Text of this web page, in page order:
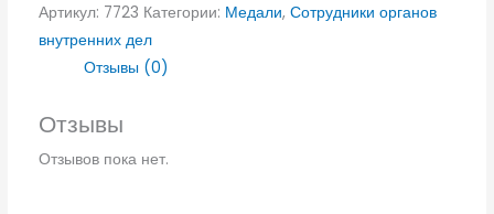
Артикул: 7723 Категории: Медали, Сотрудники органов
внутренних дел
Отзывы (0)
Отзывы
Отзывов пока нет.